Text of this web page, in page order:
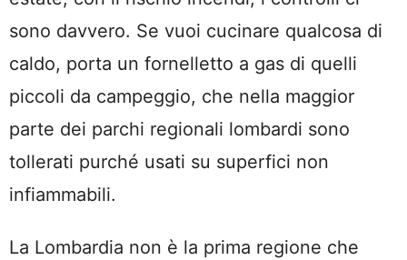
sono davvero. Se vuoi cucinare qualcosa di
caldo, porta un fornelletto a gas di quelli
piccoli da campeggio, che nella maggior
parte dei parchi regionali lombardi sono
tollerati purché usati su superfici non
infiammabili.
La Lombardia non è la prima regione che